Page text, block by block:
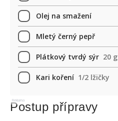
Olej na smažení
Mletý černý pepř
Plátkový tvrdý sýr 20 g
Kari koření 1/2 lžičky
Reklama
Postup přípravy